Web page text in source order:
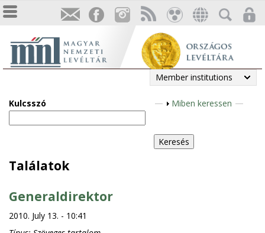
Member institutions
Kulcsszó
S
o
w
Miben keressen
Találatok
Generaldirektor
2010. July 13. - 10:41